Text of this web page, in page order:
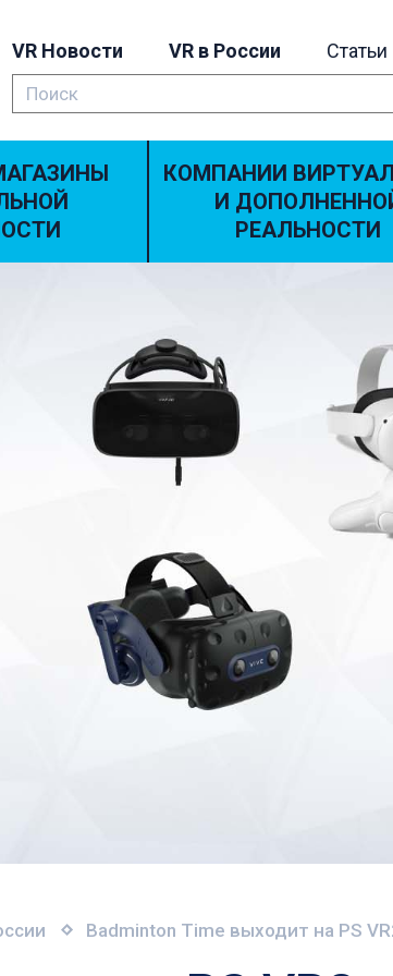
VR Новости VR в России Статьи
КОМПАНИИ
И
РЕАЛЬНОСТИ
Badminton Time выходит на PS